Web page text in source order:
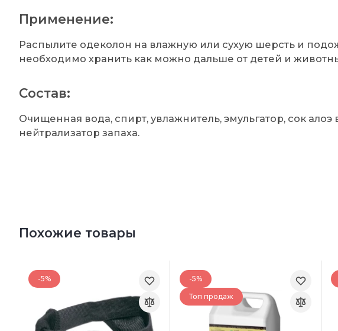
Применение:
Распылите одеколон на влажную или сухую шерсть и
необходимо хранить как можно дальше от детей и
Состав:
Очищенная вода, спирт, увлажнитель, эмульгатор, сок алоэ
нейтрализатор запаха.
Похожие товары
-5%
-5%
Топ продаж